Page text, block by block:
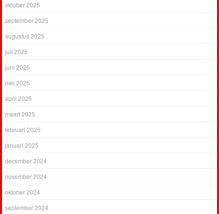
oktober 2025
september 2025
augustus 2025
juli 2025
juni 2025
mei 2025
april 2025
maart 2025
februari 2025
januari 2025
december 2024
november 2024
oktober 2024
september 2024